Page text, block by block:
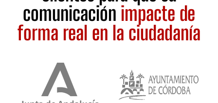
comunicación impacte de
forma real en la ciudadanía